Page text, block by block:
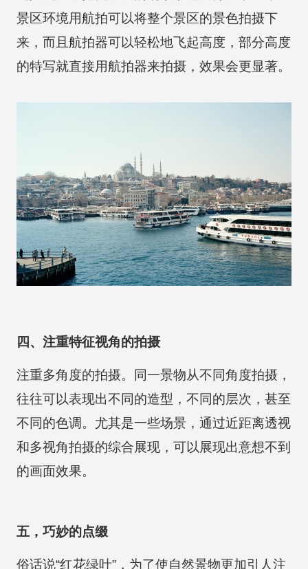
景区环境用航拍可以将整个景区的景色拍摄下
来，而且航拍器可以轻松地飞起高度，部分高度
的特写就直接用航拍器来拍摄，效果会更显著。
四、注重特征视角的拍摄
注重多角度的拍摄。同一景物从不同角度拍摄，
往往可以表现出不同的造型，不同的层次，甚至
不同的色调。尤其是一些场景，通过近距离透视
和多视角拍摄的综合展现，可以展现出意想不到
的画面效果。
五，巧妙的点缀
俗话说“红花绿叶”，为了使自然景物更加引人注